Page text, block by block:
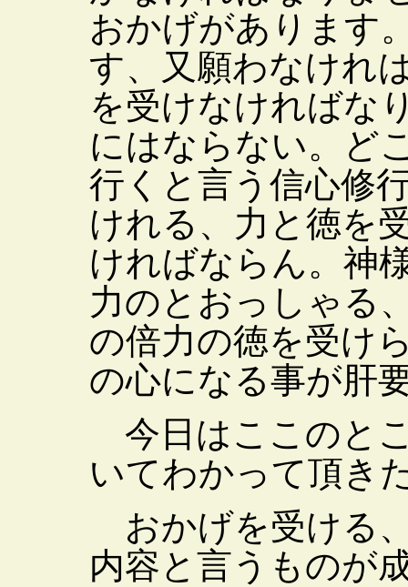
おかげがあります
す、又願わなけれ
を受けなければな
にはならない。ど
行くと言う信心修
けれる、力と徳を
ければならん。神
力のとおっしゃる
の倍力の徳を受け
の心になる事が肝
今日はここのと
いてわかって頂き
おかげを受ける
内容と言うものが